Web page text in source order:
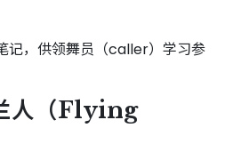
记，供领舞员（caller）学习参
人（Flying